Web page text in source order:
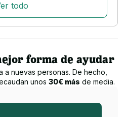
todo
forma de ayudar
a nuevas personas. De hecho,
unos 30€ más de media.